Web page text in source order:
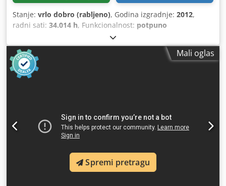
Stanje: vrlo dobro (rabljeno), Godina izgradnje: 2012,
radni sati: 34.014 h, Funkcionalnost: potpuno
Mali oglas
Spremi pretragu